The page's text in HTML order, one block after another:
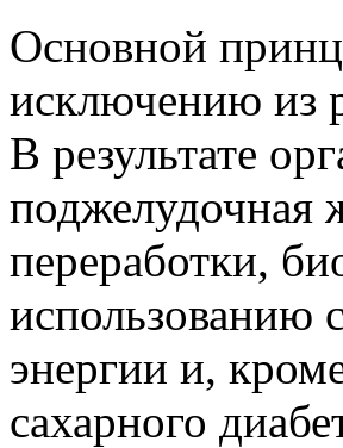
Основной
исключению из
В результате
поджелудочная
переработки,
использованию
энергии и,
сахарного